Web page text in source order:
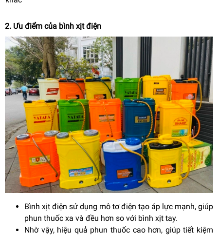
2. Ưu điểm của bình xịt điện
Bình xịt điện sử dụng mô tơ điện tạo áp lực mạnh, giúp
phun thuốc xa và đều hơn so với bình xịt tay.
Nhờ vậy, hiệu quả phun thuốc cao hơn, giúp tiết kiệm